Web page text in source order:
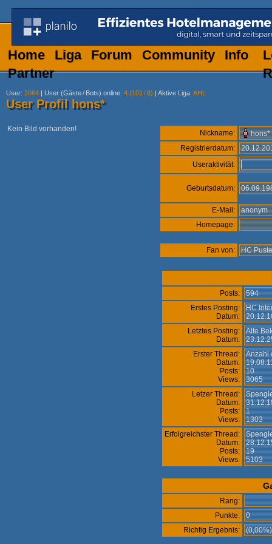
Home Liga Forum Community
Info
Partner
User: 2064 | User (Gäste/ Bots) online: 4 (101 /6) | Aktive Liga: AHL
User Profil hons*
Kein Bild vorhanden! Nickname:
hons*
Registrierdatum:
Useraktivität:
Geburtsdatum:
E-Mail:
anonym
Homepage:
Fan von: HC
Posts:
594
Erstes Posting:
Datum:
HC
Letztes Posting:
Datum:
Alte
Erster Thread:
Datum:
Posts:
Views:
Anzahl
10
3065
Letzer Thread:
Datum:
Posts:
Views:
1
1303
Erfolgreichster Thread:
Datum:
Posts:
Views:
19
5103
Rang:
Punkte:
0
Richtig Ergebnis: